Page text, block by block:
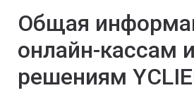
Общая
онлайн-кассам и
решениям